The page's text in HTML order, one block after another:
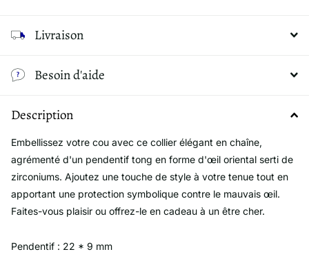
Livraison
Besoin d'aide
Description
Embellissez votre cou avec ce collier élégant en chaîne,
agrémenté d'un pendentif tong en forme d'œil oriental serti de
zirconiums. Ajoutez une touche de style à votre tenue tout en
apportant une protection symbolique contre le mauvais œil.
Faites-vous plaisir ou offrez-le en cadeau à un être cher.
Pendentif : 22 * 9 mm